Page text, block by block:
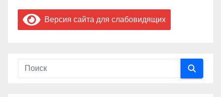
Версия сайта для слабовидящих